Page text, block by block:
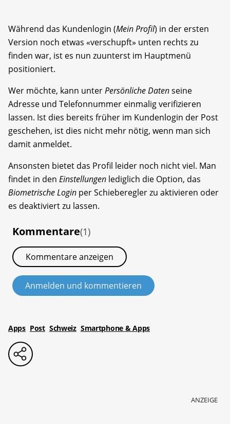
Während das Kundenlogin (Mein Profil) in der ersten
Version noch etwas «verschupft» unten rechts zu
finden war, ist es nun zuunterst im Hauptmenü
positioniert.
Wer möchte, kann unterPersönliche Datenseine
Adresse und Telefonnummer einmalig verifizieren
lassen. Ist dies bereits früher im Kundenlogin der Post
geschehen, ist dies nicht mehr nötig, wenn man sich
damit anmeldet.
Ansonsten bietet das Profil leider noch nicht viel. Man
findet in den Einstellungen lediglich die Option, das
Biometrische Login per Schieberegler zu aktivieren oder
es deaktiviert zu lassen.
Kommentare(1)
Kommentare anzeigen
Anmelden und kommentieren
Apps Post Schweiz Smartphone & Apps
ANZEIGE